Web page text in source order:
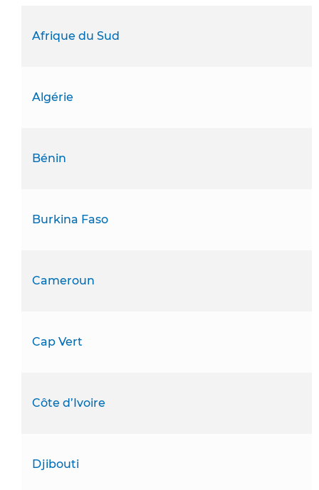
Afrique du Sud
Algérie
Bénin
Burkina Faso
Cameroun
Cap Vert
Côte d’Ivoire
Djibouti